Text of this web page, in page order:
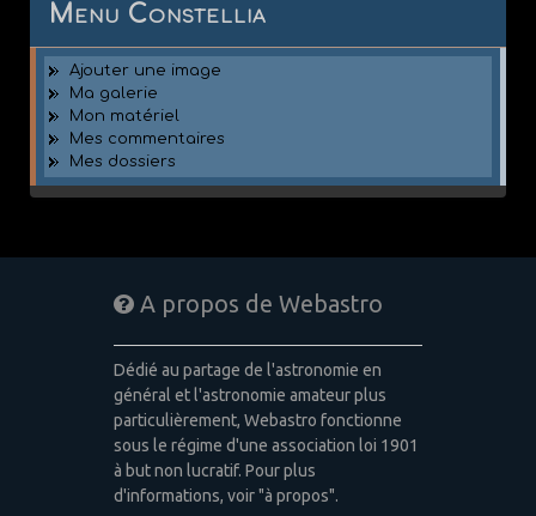
Menu Constellia
Ajouter une image
Ma galerie
Mon matériel
Mes commentaires
Mes dossiers
A propos de Webastro
Dédié au partage de l'astronomie en
général et l'astronomie amateur plus
particulièrement, Webastro fonctionne
sous le régime d'une association loi 1901
à but non lucratif. Pour plus
d'informations, voir "à propos".